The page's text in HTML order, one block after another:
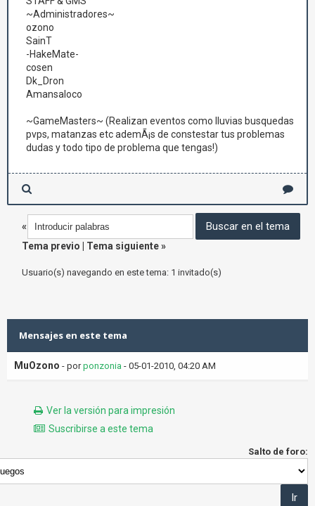
~Administradores~
ozono
SainT
-HakeMate-
cosen
Dk_Dron
Amansaloco
~GameMasters~ (Realizan eventos como lluvias busquedas
pvps, matanzas etc ademÃ¡s de constestar tus problemas
dudas y todo tipo de problema que tengas!)
«
Tema previo
Tema siguiente»
Usuario(s) navegando en este tema: 1 invitado(s)
Mensajes en este tema
MuOzono - porponzonia - 05-01-2010, 04:20 AM
Ver la versión para impresión
Suscribirse a este tema
Salto de foro: